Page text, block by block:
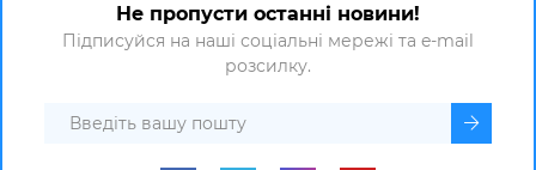
Не пропусти останні новини!
Підписуйся на наші соціальні мережі та e-mail
розсилку.